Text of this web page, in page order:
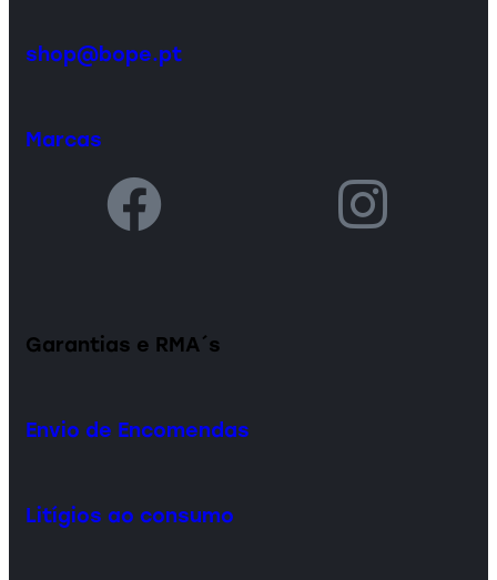
shop@bope.pt
Marcas
Garantias e RMA´s
Envio de Encomendas
Litígios ao consumo